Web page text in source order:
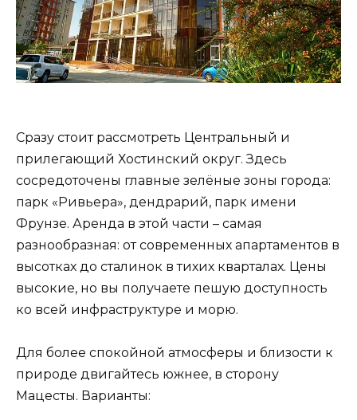
Сразу стоит рассмотреть Центральный и
прилегающий Хостинский округ. Здесь
сосредоточены главные зелёные зоны города:
парк «Ривьера», дендрарий, парк имени
Фрунзе. Аренда в этой части – самая
разнообразная: от современных апартаментов в
высотках до сталинок в тихих кварталах. Цены
высокие, но вы получаете пешую доступность
ко всей инфраструктуре и морю.
Для более спокойной атмосферы и близости к
природе двигайтесь южнее, в сторону
Мацесты. Варианты: